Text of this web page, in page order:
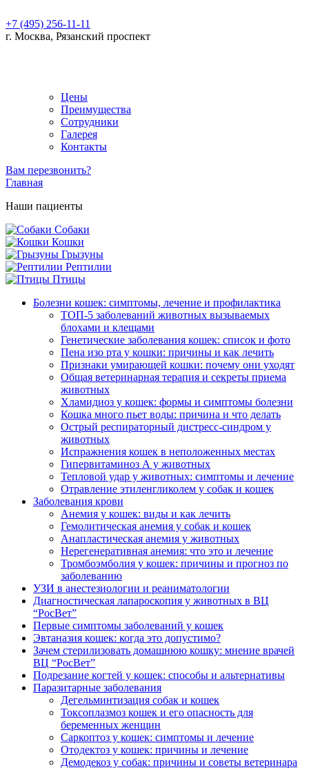
+7 (495) 256-11-11
г. Москва, Рязанский проспект
Цены
Преимущества
Сотрудники
Галерея
Контакты
Вам перезвонить?
Главная
Наши пациенты
Собаки
Кошки
Грызуны
Рептилии
Птицы
Болезни кошек: симптомы, лечение и профилактика
ТОП-5 заболеваний животных вызываемых
блохами и клещами
Генетические заболевания кошек: список и фото
Пена изо рта у кошки: причины и как лечить
Признаки умирающей кошки: почему они уходят
Общая ветеринарная терапия и секреты приема
животных
Хламидиоз у кошек: формы и симптомы болезни
Кошка много пьет воды: причина и что делать
Острый респираторный дистресс-синдром у
животных
Испражнения кошек в неположенных местах
Гипервитаминоз А у животных
Тепловой удар у животных: симптомы и лечение
Отравление этиленгликолем у собак и кошек
Заболевания крови
Анемия у кошек: виды и как лечить
Гемолитическая анемия у собак и кошек
Анапластическая анемия у животных
Нерегенеративная анемия: что это и лечение
Тромбоэмболия у кошек: причины и прогноз по
заболеванию
УЗИ в анестезиологии и реаниматологии
Диагностическая лапароскопия у животных в ВЦ
“РосВет”
Первые симптомы заболеваний у кошек
Эвтаназия кошек: когда это допустимо?
Зачем стерилизовать домашнюю кошку: мнение врачей
ВЦ “РосВет”
Подрезание когтей у кошек: способы и альтернативы
Паразитарные заболевания
Дегельминтизация собак и кошек
Токсоплазмоз кошек и его опасность для
беременных женщин
Саркоптоз у кошек: симптомы и лечение
Отодектоз у кошек: причины и лечение
Демодекоз у собак: причины и советы ветеринара